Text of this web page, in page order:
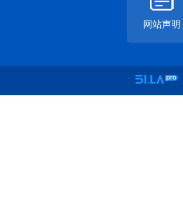
网站声明